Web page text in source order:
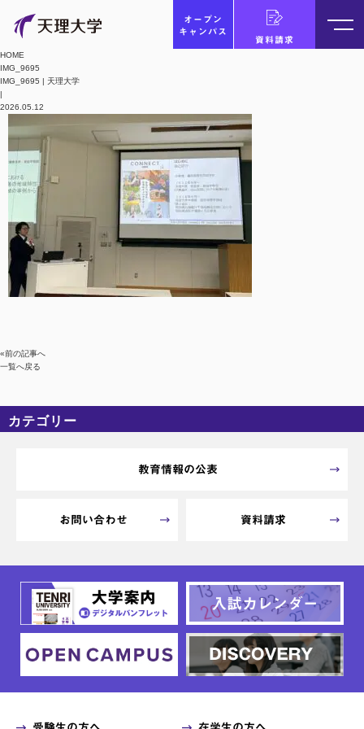
オープン
キャンパス
資料請求
HOME
IMG_9695
IMG_9695 | 天理大学
|
2026.05.12
«前の記事へ
一覧へ戻る
カテゴリー
教育情報の公表
お問い合わせ 資料請求